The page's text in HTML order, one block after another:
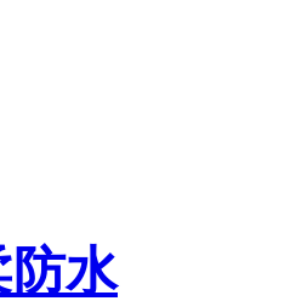
防水